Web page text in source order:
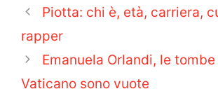
Piotta: chi è, età, carriera,
rapper
Emanuela Orlandi, le
Vaticano sono vuote